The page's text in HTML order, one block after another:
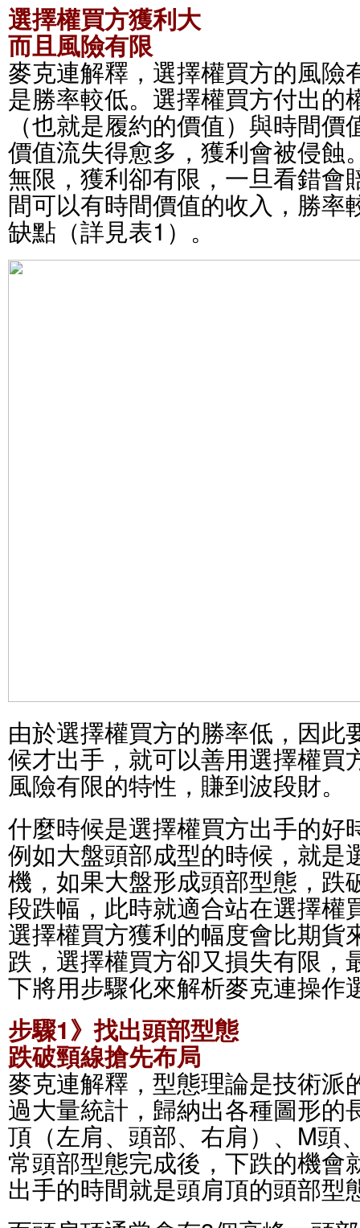
選擇權買方獲利大
而且風險有限
麥克連解釋，選擇權買方的風險
是勝率較低。選擇權買方付出的
（也就是履約的價值）與時間
價值流失得愈多，獲利會被侵蝕
無限，獲利卻有限，一旦看錯會
間可以有時間價值的收入，勝率
缺點（詳見表1）。
由於選擇權買方的勝率低，因此
候才出手，就可以善用選擇權買
風險有限的特性，賺到波段財。
什麼時候是選擇權買方出手的好
例如大盤頭部成型的時候，就是
機，如果大盤形成頭部型態，跌
段跌幅，此時就適合站在選擇權
選擇權買方獲利的幅度會比期貨
跌，選擇權買方卻又損失有限，
下將用步驟化來解析麥克連操作
步驟1》找出頭部型態
跌破頸線搶先布局
麥克連解釋，型態理論是技術派
過大量統計，歸納出各種圖形的
頂（左肩、頭部、右肩）、M頭
常頭部型態完成後，下跌的機會
出手的時間就是頭肩頂的頭部型